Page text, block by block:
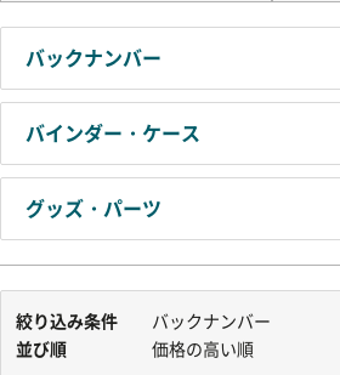
バックナンバー
バインダー・ケース
グッズ・パーツ
絞り込み条件
バックナンバー
並び順
価格の高い順